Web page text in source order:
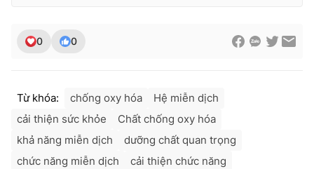
0 0
Từ khóa: chống oxy hóa
Hệ miễn dịch
cải thiện sức khỏe
Chất chống oxy hóa
khả năng miễn dịch
dưỡng chất quan trọng
chức năng miễn dịch
cải thiện chức năng